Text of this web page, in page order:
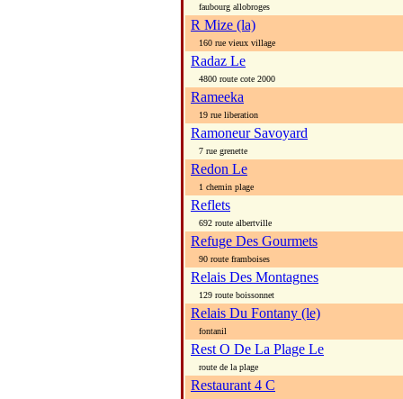
faubourg allobroges
R Mize (la)
160 rue vieux village
Radaz Le
4800 route cote 2000
Rameeka
19 rue liberation
Ramoneur Savoyard
7 rue grenette
Redon Le
1 chemin plage
Reflets
692 route albertville
Refuge Des Gourmets
90 route framboises
Relais Des Montagnes
129 route boissonnet
Relais Du Fontany (le)
fontanil
Rest O De La Plage Le
route de la plage
Restaurant 4 C